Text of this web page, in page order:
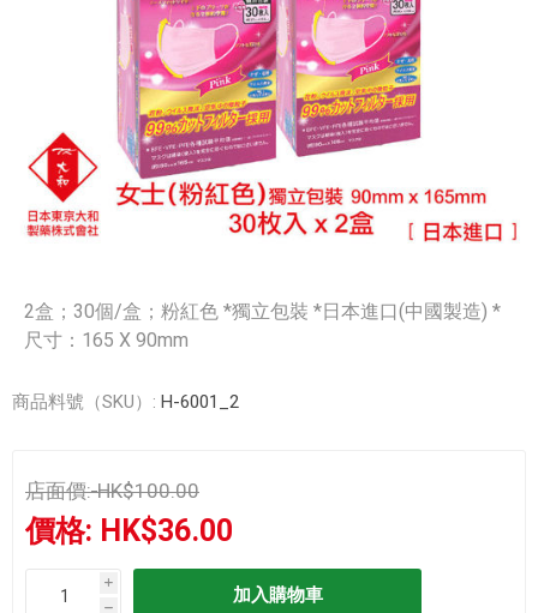
2盒；30個/盒；粉紅色 *獨立包裝 *日本進口(中國製造) *
尺寸：165 X 90mm
商品料號（SKU）: H-6001_2
店面價: HK$100.00
價格: HK$36.00
i
h